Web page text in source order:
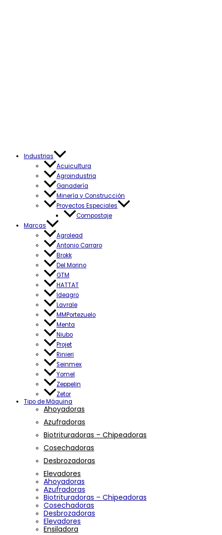
Industrias
Acuicultura
Agroindustria
Ganadería
Minería y Construcción
Proyectos Especiales
Compostaje
Marcas
Agrolead
Antonio Carraro
Brokk
Del Morino
GTM
HATTAT
Ideagro
Lavrale
MMPortezuelo
Menta
Niubo
Projet
Rinieri
Seinmex
Yomel
Zeppelin
Zetor
Tipo de Máquina
Ahoyadoras
Azufradoras
Biotrituradoras – Chipeadoras
Cosechadoras
Desbrozadoras
Elevadores
Ahoyadoras
Azufradoras
Biotrituradoras – Chipeadoras
Cosechadoras
Desbrozadoras
Elevadores
Ensiladora